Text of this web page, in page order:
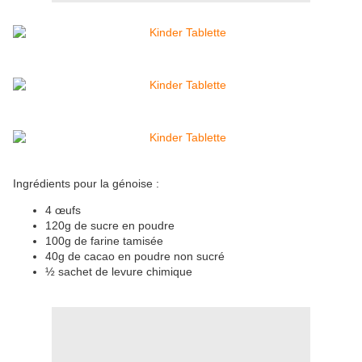
Ingrédients pour la génoise :
4 œufs
120g de sucre en poudre
100g de farine tamisée
40g de cacao en poudre non sucré
½ sachet de levure chimique